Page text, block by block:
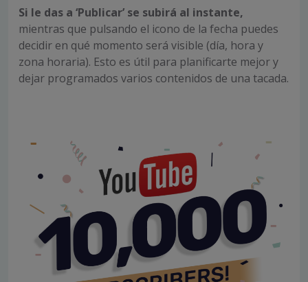
Si le das a ‘Publicar’ se subirá al instante,
mientras que pulsando el icono de la fecha puedes
decidir en qué momento será visible (día, hora y
zona horaria). Esto es útil para planificarte mejor y
dejar programados varios contenidos de una tacada.